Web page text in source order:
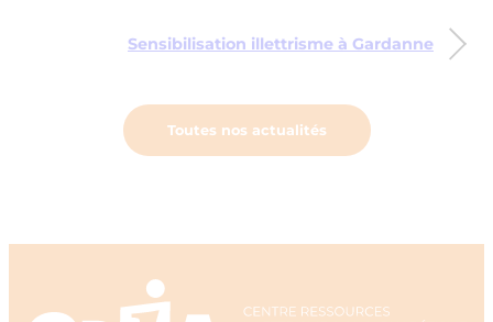
Sensibilisation illettrisme à Gardanne
Toutes nos actualités